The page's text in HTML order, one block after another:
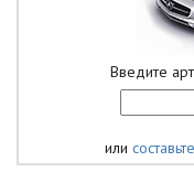
Введите
или